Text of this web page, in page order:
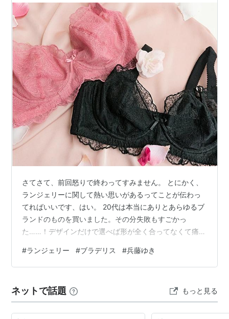
さてさて、前回怒りで終わってすみません。 とにかく、
ランジェリーに関して熱い思いがあるってことが伝わっ
てればいいです、はい。 20代は本当にありとあらゆるブ
ランドのものを買いました。その分失敗もすごかっ
た……！デザインだけで選べば形が全く合ってなくて痛い
かけてダメにしたり。そもそも下着って服に比べたら圧
倒的に消耗品なわけで、今までに買ってる枚数が段違い
類でも、それなりに色々気になることが増えてくるわけ
で、機能性下着的なものが気になってくる。 でさ、そも
#ランジェリー #ブラデリス #兵藤ゆき
ネットで話題 もっと見る